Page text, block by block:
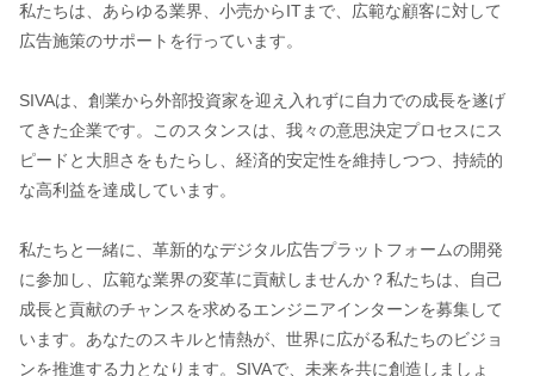
私たちは、あらゆる業界、小売からITまで、広範な顧客に対して
広告施策のサポートを行っています。
SIVAは、創業から外部投資家を迎え入れずに自力での成長を遂げ
てきた企業です。このスタンスは、我々の意思決定プロセスにス
ピードと大胆さをもたらし、経済的安定性を維持しつつ、持続的
な高利益を達成しています。
私たちと一緒に、革新的なデジタル広告プラットフォームの開発
に参加し、広範な業界の変革に貢献しませんか？私たちは、自己
成長と貢献のチャンスを求めるエンジニアインターンを募集して
います。あなたのスキルと情熱が、世界に広がる私たちのビジョ
ンを推進する力となります。SIVAで、未来を共に創造しましょ